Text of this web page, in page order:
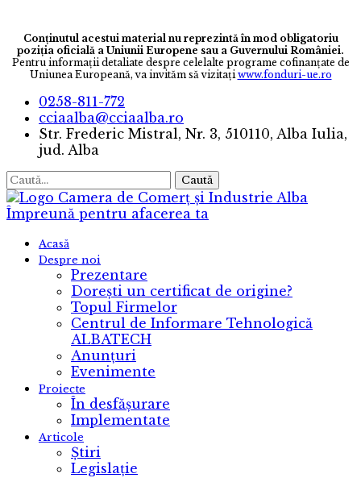
Conținutul acestui material nu reprezintă în mod obligatoriu
poziția oficială a Uniunii Europene sau a Guvernului României.
Pentru informaţii detaliate despre celelalte programe cofinanţate de
Uniunea Europeană, va invităm să vizitaţiwww.fonduri-ue.ro
0258-811-772
cciaalba@cciaalba.ro
Str. Frederic Mistral, Nr. 3, 510110, Alba Iulia,
jud. Alba
Caută
Camera de Comerț și Industrie Alba
Împreună pentru afacerea ta
Acasă
Despre noi
Prezentare
Dorești un certificat de origine?
Topul Firmelor
Centrul de Informare Tehnologică
ALBATECH
Anunțuri
Evenimente
Proiecte
În desfășurare
Implementate
Articole
Știri
Legislație